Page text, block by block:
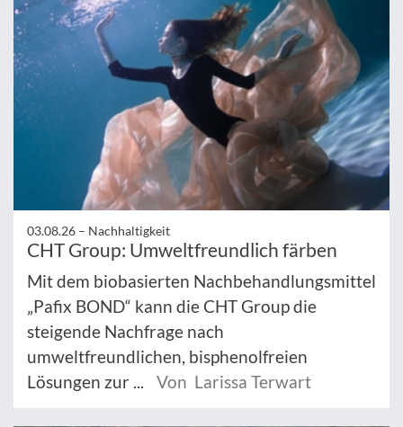
03.08.26 – Nachhaltigkeit
CHT Group: Umweltfreundlich färben
Mit dem biobasierten Nachbehandlungsmittel
„Pafix BOND“ kann die CHT Group die
steigende Nachfrage nach
umweltfreundlichen, bisphenolfreien
Lösungen zur ...
Von Larissa Terwart